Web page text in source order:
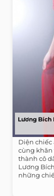
Lương Bích
Diện chiếc
cùng khăn
thành cô
Lương
những